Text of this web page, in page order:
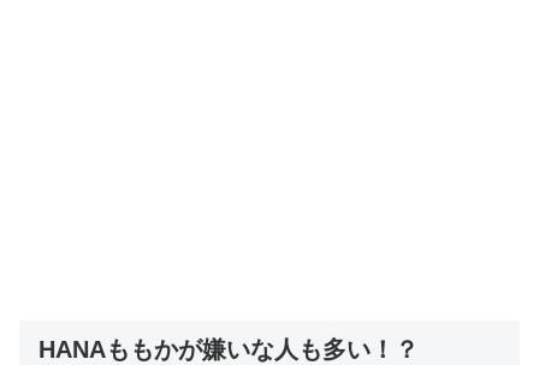
HANAももかが嫌いな人も多い！？